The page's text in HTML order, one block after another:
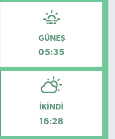
GÜNEŞ
05:35
İKINDI
16:28